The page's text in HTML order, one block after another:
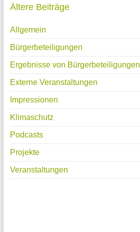
Ältere Beiträge
Allgemein
Bürgerbeteiligungen
Ergebnisse von Bürgerbeteiligungen
Externe Veranstaltungen
Impressionen
Klimaschutz
Podcasts
Projekte
Veranstaltungen